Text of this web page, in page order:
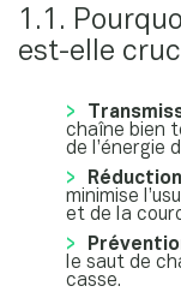
1.1.
est-elle
chaîne bien
de l’énergie
minimise
et de la
le saut de
casse.